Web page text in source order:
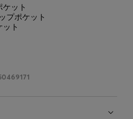
ット
プポケット
ト